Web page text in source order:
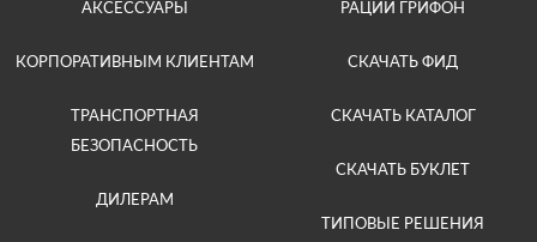
АКСЕССУАРЫ
КОРПОРАТИВНЫМ КЛИЕНТАМ
ТРАНСПОРТНАЯ
БЕЗОПАСНОСТЬ
ДИЛЕРАМ
РАЦИИ ГРИФОН
СКАЧАТЬ ФИД
СКАЧАТЬ КАТАЛОГ
СКАЧАТЬ БУКЛЕТ
ТИПОВЫЕ РЕШЕНИЯ